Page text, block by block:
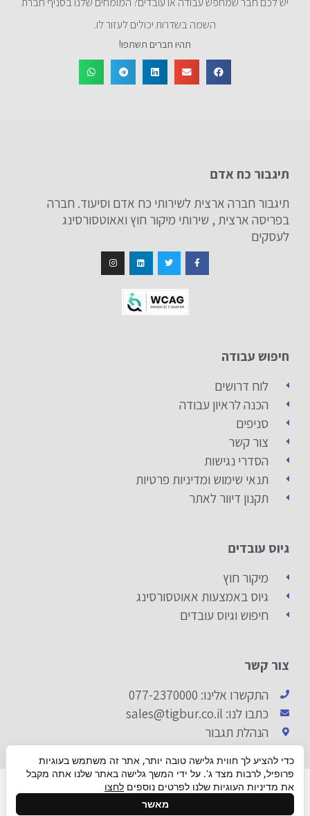
השמה בשדרות יכולים לעזור לו.
תהיו חברים תשתפו!
תיגבור כח אדם
תיגבור חברה ארצית לשירותי כח אדם וסיעוד. חברה
בפריסה ארצית , שירותי מיקור חוץ ואאוטסורסינג
לעסקים
חיפוש עבודה
לוח דרושים
הכנה לראיון עבודה
סניפים
צור קשר
הסדרי נגישות
תנאי שימוש ומדיניות פרטיות
תקנון דיוור לאתר
גיוס עובדים
מיקור חוץ
גיוס באמצעות אאוטסורסינג
חיפוש וגיוס עובדים
צור קשר
התקשרו אלינו: 077-2370000
כתבו לנו: sales@tigbur.co.il
הנהלת תגבור
© 2019 ALL RIGHTS RESERVED​
גלילה
כדי להציע לך חווית גלישה טובה יותר, אתר זה משתמש בעוגיות
פרופיל, לרבות מצד ג'. על ידי המשך גלישה באתר שלנו אתה מקבל
את מדיניות העוגיות שלנו לפרטים נוספים לחצו
מאשר